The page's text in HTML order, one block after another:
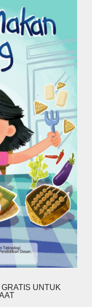
UNTUK